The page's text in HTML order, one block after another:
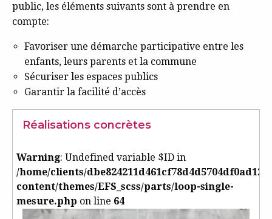
public, les éléments suivants sont à prendre en
compte:
Favoriser une démarche participative entre les
enfants, leurs parents et la commune
Sécuriser les espaces publics
Garantir la facilité d’accès
Réalisations concrètes
Warning: Undefined variable $ID in
/home/clients/
content/themes/EFS_scss/parts/loop-single-
mesure.php on line 64